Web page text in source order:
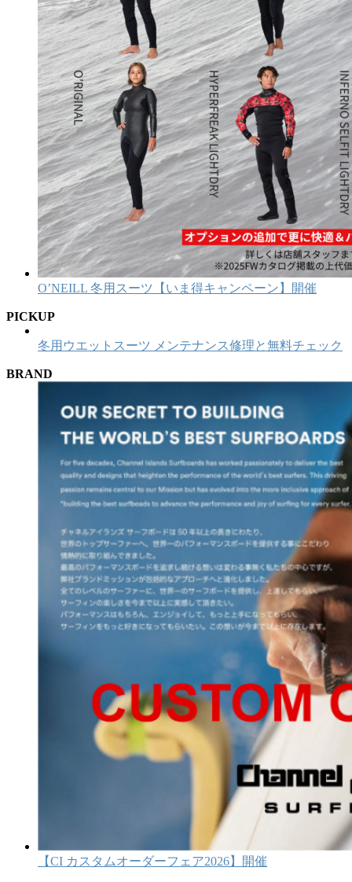
O’NEILL 冬用スーツ【いま得キャンペーン】開催
PICKUP
冬用ウエットスーツ メンテナンス修理と無料チェック
BRAND
【CI カスタムオーダーフェア2026】開催